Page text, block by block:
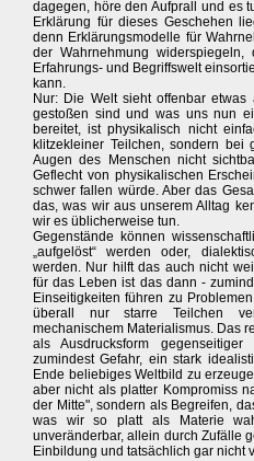
dagegen, höre den Aufprall und es
Erklärung für dieses Geschehen
denn Erklärungsmodelle für
der Wahrnehmung
Erfahrungs- und Begriffswelt
kann.
Nur: Die Welt sieht offenbar
gestoßen sind und was uns nun
bereitet, ist physikalisch nicht
klitzekleiner Teilchen, sondern
Augen des Menschen nicht
Geflecht von physikalischen
schwer fallen würde. Aber das
das, was wir aus unserem Alltag
wir es üblicherweise tun.
Gegenstände können
„aufgelöst“ werden oder,
werden. Nur hilft das auch nicht
für das Leben ist das dann -
Einseitigkeiten führen zu
überall nur starre Teilchen
mechanischem Materialismus. Das
als Ausdrucksform gegenseitiger
zumindest Gefahr, ein stark
Ende beliebiges Weltbild zu
aber nicht als platter Kompromiss
der Mitte", sondern als Begreifen,
was wir so platt als Materie
unveränderbar, allein durch Zufälle
Einbildung und tatsächlich gar nicht